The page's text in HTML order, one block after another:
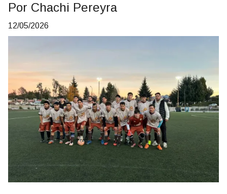
Por Chachi Pereyra
12/05/2026